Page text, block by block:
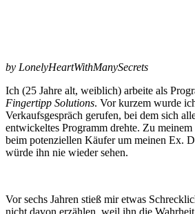
by LonelyHeartWithManySecrets
Ich (25 Jahre alt, weiblich) arbeite als
Fingertipp Solutions. Vor kurzem wurde
Verkaufsgespräch gerufen, bei dem sich
entwickeltes Programm drehte. Zu meinem
beim potenziellen Käufer um meinen Ex.
würde ihn nie wieder sehen.
Vor sechs Jahren stieß mir etwas
nicht davon erzählen, weil ihn die